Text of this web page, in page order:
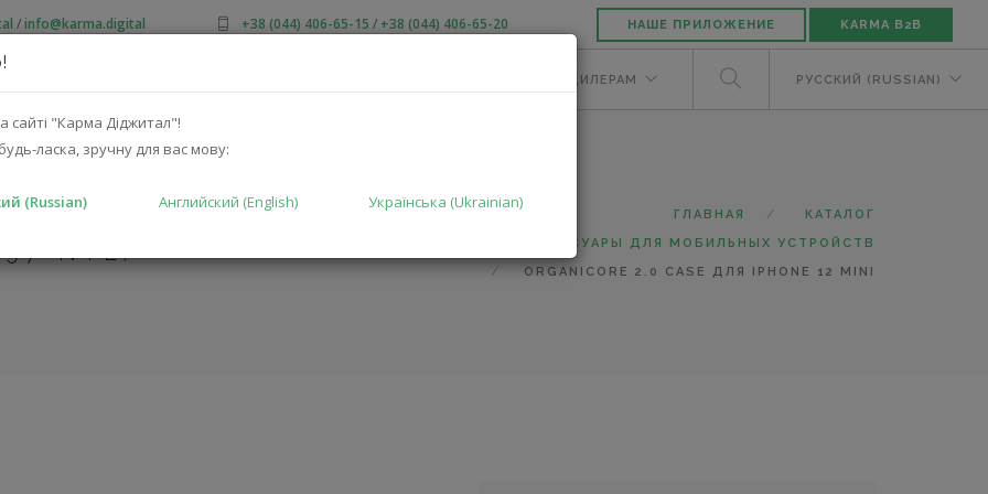
сайті "Карма Діджитал"!
ласка, зручну для вас мову:
(Russian) Английский (English)
Українська (Ukrainian)
/info@karma.digital +38 (044) 406-65-15 / +38 (044) 406-65-20 НАШЕ ПРИЛОЖЕНИЕ KARMA B2B
ДИЛЕРАМ РУССКИЙ (RUSSIAN)
CASE ДЛЯ
NTL)
ГЛАВНАЯ
КАТАЛОГ
АКСЕССУАРЫ ДЛЯ МОБИЛЬНЫХ УСТРОЙСТВ
ORGANICORE 2.0 CASE ДЛЯ IPHONE 12 MINI